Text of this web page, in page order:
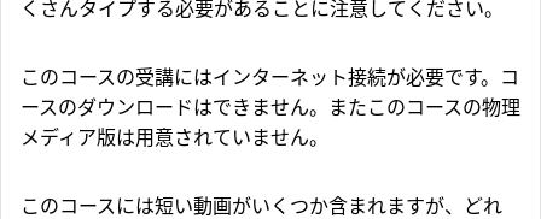
くさんタイプする必要があることに注意してください。
このコースの受講にはインターネット接続が必要です。コ
ースのダウンロードはできません。またこのコースの物理
メディア版は用意されていません。
このコースには短い動画がいくつか含まれますが、どれ